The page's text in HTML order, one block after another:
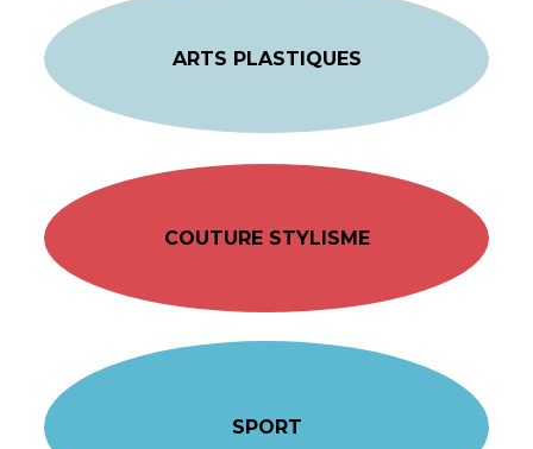
ARTS PLASTIQUES
COUTURE STYLISME
SPORT